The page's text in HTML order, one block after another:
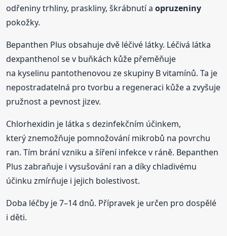
odřeniny trhliny, praskliny, škrábnutí aopruzeniny
pokožky.
Bepanthen Plus obsahuje dvě léčivé látky. Léčivá látka
dexpanthenol se v buňkách kůže přeměňuje
na kyselinu pantothenovou ze skupiny B vitamínů. Ta je
nepostradatelná pro tvorbu a regeneraci kůže a zvyšuje
pružnost a pevnost jizev.
Chlorhexidin je látka s dezinfekčním účinkem,
který znemožňuje pomnožování mikrobů na povrchu
ran. Tím brání vzniku a šíření infekce v ráně. Bepanthen
Plus zabraňuje i vysušování ran a díky chladivému
účinku zmírňuje i jejich bolestivost.
Doba léčby je 7–14 dnů. Přípravek je určen pro dospělé
i děti.